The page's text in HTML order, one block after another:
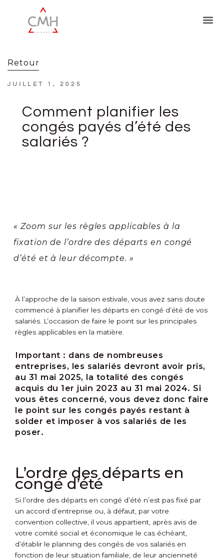
Retour
JUILLET 1, 2025
Comment planifier les
congés payés d’été des
salariés ?
« Zoom sur les règles applicables à la
fixation de l’ordre des départs en congé
d’été et à leur décompte. »
À l’approche de la saison estivale, vous avez sans doute
commencé à planifier les départs en congé d’été de vos
salariés. L’occasion de faire le point sur les principales
règles applicables en la matière.
Important : dans de nombreuses
entreprises, les salariés devront avoir pris,
au 31 mai 2025, la totalité des congés
acquis du 1 er juin 2023 au 31 mai 2024. Si
vous êtes concerné, vous devez donc faire
le point sur les congés payés restant à
solder et imposer à vos salariés de les
poser.
L’ordre des départs en
congé d’été
Si l’ordre des départs en congé d’été n’est pas fixé par
un accord d’entreprise ou, à défaut, par votre
convention collective, il vous appartient, après avis de
votre comité social et économique le cas échéant,
d’établir le planning des congés de vos salariés en
fonction de leur situation familiale, de leur ancienneté